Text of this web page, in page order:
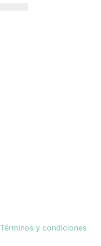
Términos y condiciones